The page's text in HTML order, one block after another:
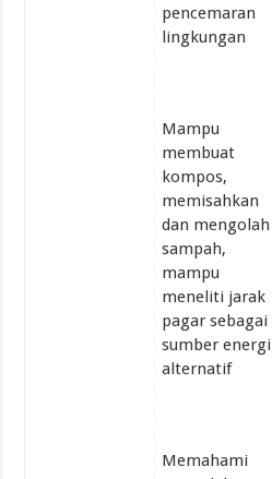
pencemaran
lingkungan
Mampu
membuat
kompos,
memisahkan
dan mengolah
sampah,
mampu
meneliti jarak
pagar sebagai
sumber energi
alternatif
Memahami